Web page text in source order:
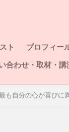
ト プロフィー
合わせ・取材・
も自分の心が喜びに